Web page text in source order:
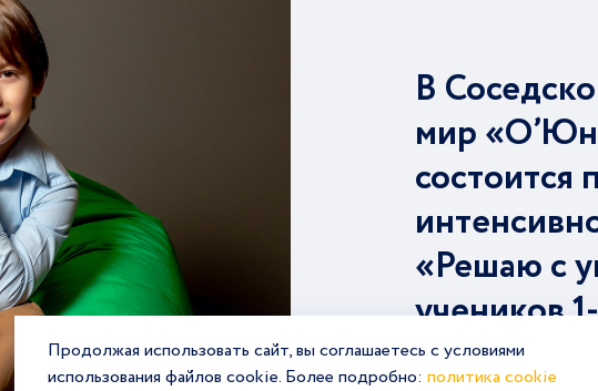
Продолжая использовать сайт, вы соглашаетесь с условиями
использования файлов cookie. Более подробно: политика cookie
В
мир
состоится
«Решаю с
учеников